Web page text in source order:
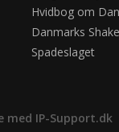
Hvidbog om
Danmarks
Spadeslaget
med IP-Support.dk